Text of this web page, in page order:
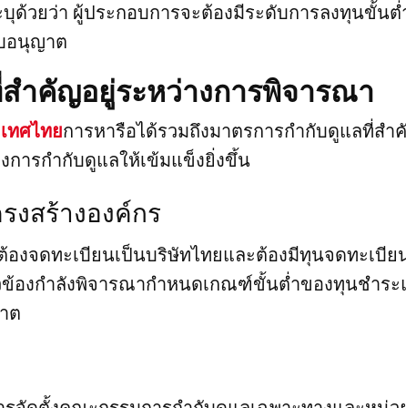
ด้วยว่า ผู้ประกอบการจะต้องมีระดับการลงทุนขั้น
อนุญาต
ำคัญอยู่ระหว่างการพิจารณา
ทศไทยการหารือได้รวมถึงมาตรการกำกับดูแลที่ส
การกำกับดูแลให้เข้มแข็งยิ่งขึ้น
สร้างองค์กร
องจดทะเบียนเป็นบริษัทไทยและต้องมีทุนจดทะเบี
ข้องกำลังพิจารณากำหนดเกณฑ์ขั้นต่ำของทุนชำระ
ต